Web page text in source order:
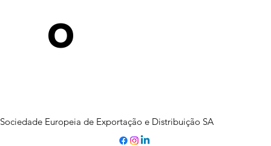
o
Sociedade Europeia de Exportação e Distribuição SA